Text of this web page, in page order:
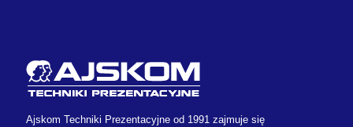
Ajskom Techniki Prezentacyjne od 1991 zajmuje się